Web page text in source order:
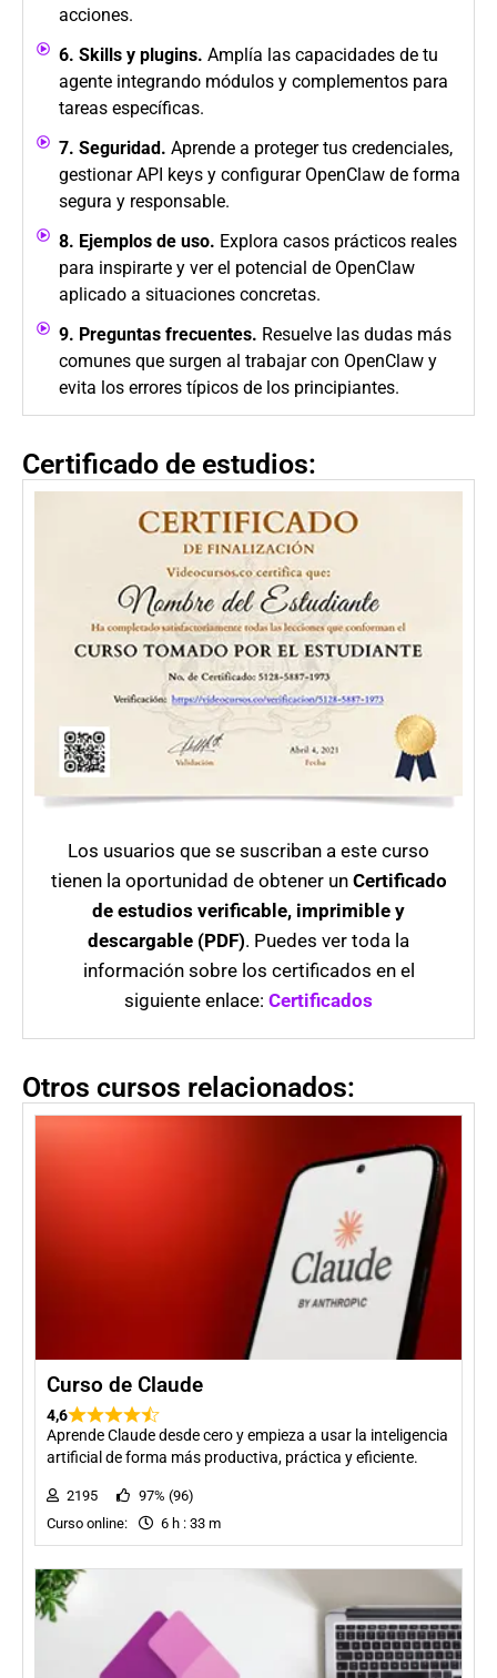
acciones.
6. Skills y plugins. Amplía las capacidades de tu
agente integrando módulos y complementos para
tareas específicas.
7. Seguridad. Aprende a proteger tus credenciales,
gestionar API keys y configurar OpenClaw de forma
segura y responsable.
8. Ejemplos de uso. Explora casos prácticos reales
para inspirarte y ver el potencial de OpenClaw
aplicado a situaciones concretas.
9. Preguntas frecuentes. Resuelve las dudas más
comunes que surgen al trabajar con OpenClaw y
evita los errores típicos de los principiantes.
Certificado de estudios:
Los usuarios que se suscriban a este curso
tienen la oportunidad de obtener un Certificado
de estudios verificable, imprimible y
descargable (PDF). Puedes ver toda la
información sobre los certificados en el
siguiente enlace: Certificados
Otros cursos relacionados:
Curso de Claude
4,6
Aprende Claude desde cero y empieza a usar la inteligencia
artificial de forma más productiva, práctica y eficiente.
2195
97% (96)
Curso online:
6 h : 33 m